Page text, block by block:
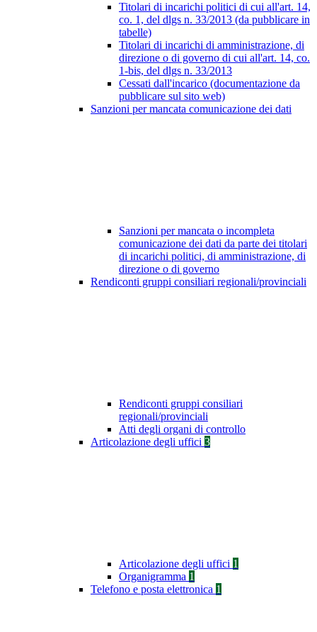
Titolari di incarichi politici di cui all'art. 14,
co. 1, del dlgs n. 33/2013 (da pubblicare in
tabelle)
Titolari di incarichi di amministrazione, di
direzione o di governo di cui all'art. 14, co.
1-bis, del dlgs n. 33/2013
Cessati dall'incarico (documentazione da
pubblicare sul sito web)
Sanzioni per mancata comunicazione dei dati
Sanzioni per mancata o incompleta
comunicazione dei dati da parte dei titolari
di incarichi politici, di amministrazione, di
direzione o di governo
Rendiconti gruppi consiliari regionali/provinciali
Rendiconti gruppi consiliari
regionali/provinciali
Atti degli organi di controllo
Articolazione degli uffici 3
Articolazione degli uffici 1
Organigramma 1
Telefono e posta elettronica 1